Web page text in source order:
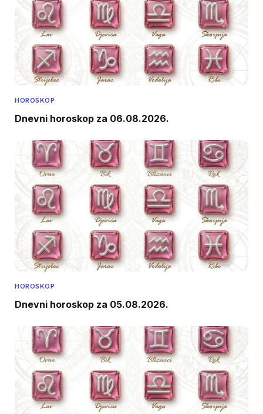
HOROSKOP
Dnevni horoskop za 06.08.2026.
HOROSKOP
Dnevni horoskop za 05.08.2026.